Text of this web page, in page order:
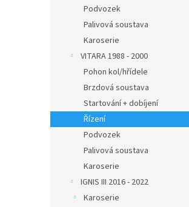
Podvozek
Palivová soustava
Karoserie
VITARA 1988 - 2000
Pohon kol/hřídele
Brzdová soustava
Startování + dobíjení
Řízení
Podvozek
Palivová soustava
Karoserie
IGNIS III 2016 - 2022
Karoserie